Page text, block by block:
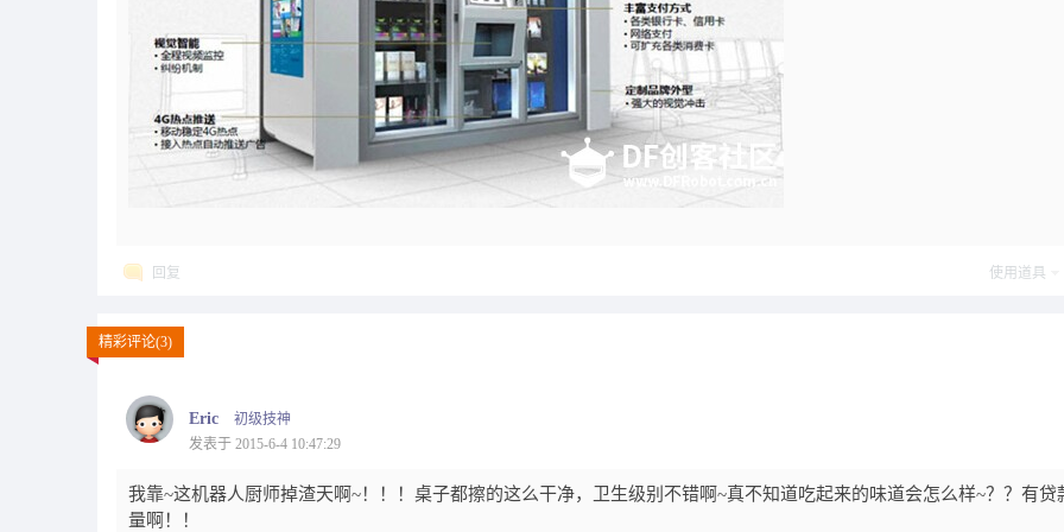
回复 使用道具
精彩评论(3)
Eric
初级技神
发表于 2015-6-4 10:47:29
我靠~这机器人厨师掉渣天啊~！！！桌子都擦的这么干净，卫生级别不错啊~真不知道吃起来的味道会怎么样~？？有贷
量啊！！